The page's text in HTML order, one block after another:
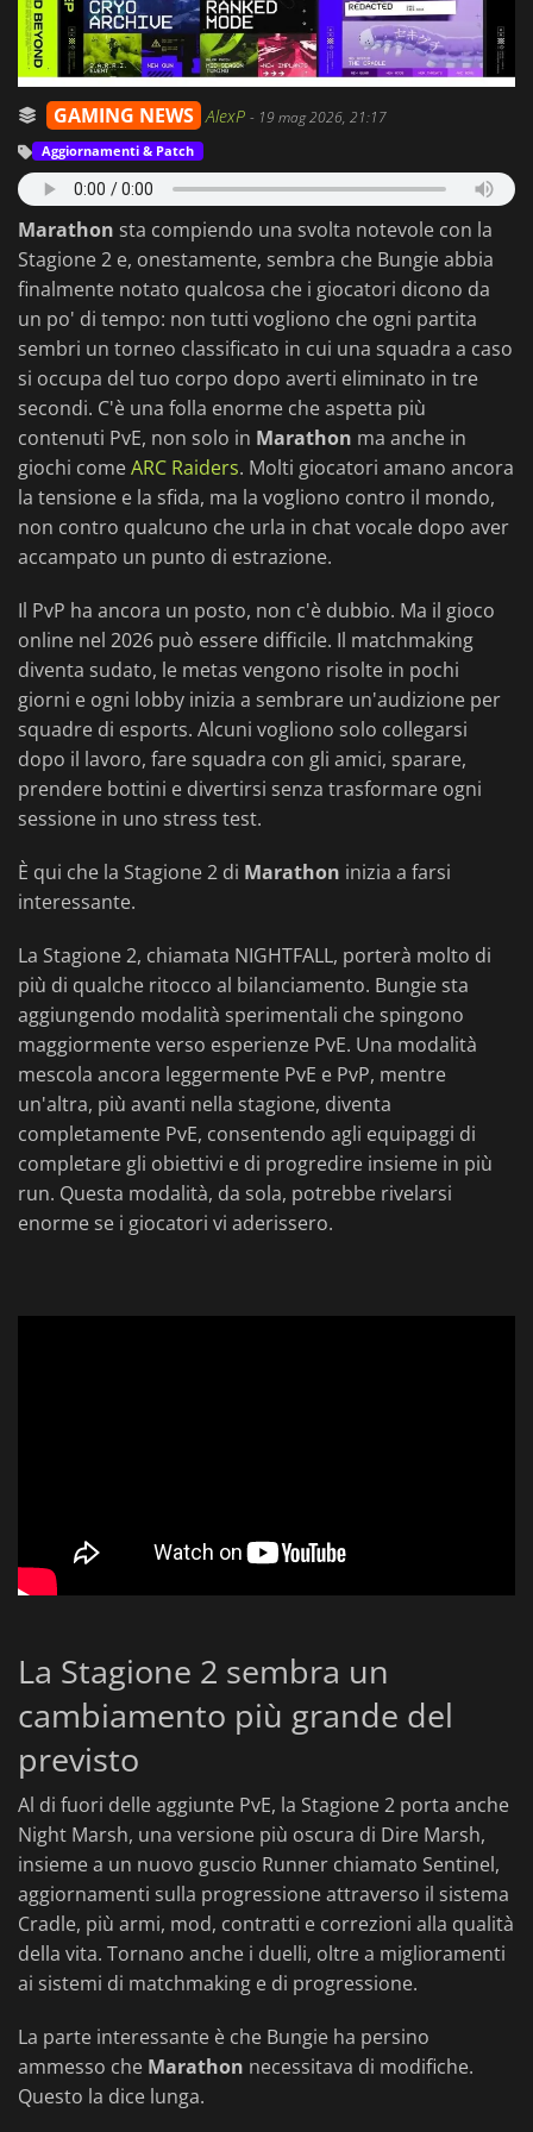
GAMING NEWS AlexP - 19 mag 2026, 21:17
Aggiornamenti & Patch
Marathon sta compiendo una svolta notevole con la
Stagione 2 e, onestamente, sembra che Bungie abbia
finalmente notato qualcosa che i giocatori dicono da
un po' di tempo: non tutti vogliono che ogni partita
sembri un torneo classificato in cui una squadra a caso
si occupa del tuo corpo dopo averti eliminato in tre
secondi. C'è una folla enorme che aspetta più
contenuti PvE, non solo in Marathon ma anche in
giochi comeARC Raiders. Molti giocatori amano ancora
la tensione e la sfida, ma la vogliono contro il mondo,
non contro qualcuno che urla in chat vocale dopo aver
accampato un punto di estrazione.
Il PvP ha ancora un posto, non c'è dubbio. Ma il gioco
online nel 2026 può essere difficile. Il matchmaking
diventa sudato, le metas vengono risolte in pochi
giorni e ogni lobby inizia a sembrare un'audizione per
squadre di esports. Alcuni vogliono solo collegarsi
dopo il lavoro, fare squadra con gli amici, sparare,
prendere bottini e divertirsi senza trasformare ogni
sessione in uno stress test.
È qui che la Stagione 2 di Marathon inizia a farsi
interessante.
La Stagione 2, chiamata NIGHTFALL, porterà molto di
più di qualche ritocco al bilanciamento. Bungie sta
aggiungendo modalità sperimentali che spingono
maggiormente verso esperienze PvE. Una modalità
mescola ancora leggermente PvE e PvP, mentre
un'altra, più avanti nella stagione, diventa
completamente PvE, consentendo agli equipaggi di
completare gli obiettivi e di progredire insieme in più
run. Questa modalità, da sola, potrebbe rivelarsi
enorme se i giocatori vi aderissero.
La Stagione 2 sembra un
cambiamento più grande del
previsto
Al di fuori delle aggiunte PvE, la Stagione 2 porta anche
Night Marsh, una versione più oscura di Dire Marsh,
insieme a un nuovo guscio Runner chiamato Sentinel,
aggiornamenti sulla progressione attraverso il sistema
Cradle, più armi, mod, contratti e correzioni alla qualità
della vita. Tornano anche i duelli, oltre a miglioramenti
ai sistemi di matchmaking e di progressione.
La parte interessante è che Bungie ha persino
ammesso che Marathon necessitava di modifiche.
Questo la dice lunga.